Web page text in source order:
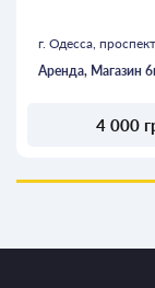
г. Одесса,
Аренда, Магазин
4 000